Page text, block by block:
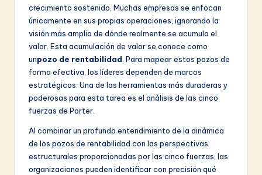
in
A
&
crecimiento sostenido. Muchas empresas se enfocan
únicamente en sus propias operaciones, ignorando la
visión más amplia de dónde realmente se acumula el
valor. Esta acumulación de valor se conoce como
unpozo de rentabilidad . Para mapear estos pozos de
forma efectiva, los líderes dependen de marcos
estratégicos. Una de las herramientas más duraderas y
poderosas para esta tarea es el análisis de las cinco
fuerzas de Porter.
Al combinar un profundo entendimiento de la dinámica
de los pozos de rentabilidad con las perspectivas
estructurales proporcionadas por las cinco fuerzas, las
organizaciones pueden identificar con precisión qué